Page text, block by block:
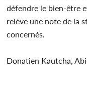
défendre le bien-être
relève une note de la
concernés.
Donatien Kautcha,